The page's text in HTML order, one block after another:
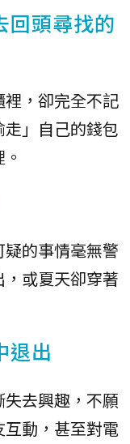
回頭尋找的
，卻完全不記
」自己的錢包
的事情毫無警
或夏天卻穿著
退出
去興趣，不願
動，甚至對電